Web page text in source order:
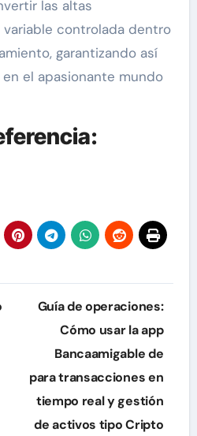
las altas
controlada dentro
garantizando así
el apasionante mundo
Guía de operaciones:
Cómo usar la app
Bancaamigable de
para transacciones en
tiempo real y gestión
de activos tipo Cripto